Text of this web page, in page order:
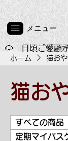
メニュー
🐶　日頃ご愛顧
ホーム 猫お
猫お
すべての商品
定期マイバス